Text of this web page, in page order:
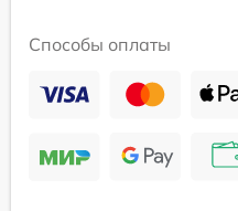
Способы оплаты